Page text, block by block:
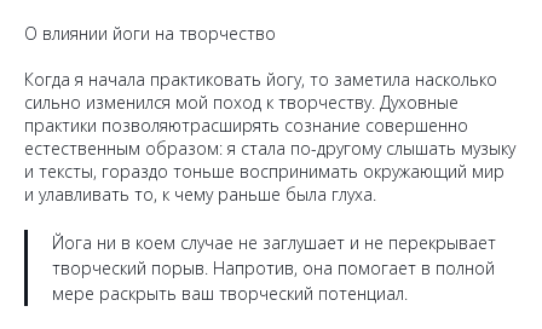
О влиянии йоги на творчество
Когда я начала практиковать йогу, то заметила насколько
сильно изменился мой поход к творчеству. Духовные
практики позволяютрасширять сознание совершенно
естественным образом: я стала по-другому слышать музыку
и тексты, гораздо тоньше воспринимать окружающий мир
и улавливать то, к чему раньше была глуха.
Йога ни в коем случае не заглушает и не перекрывает
творческий порыв. Напротив, она помогает в полной
мере раскрыть ваш творческий потенциал.